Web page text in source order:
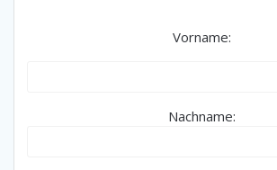
Vorname:
Nachname: